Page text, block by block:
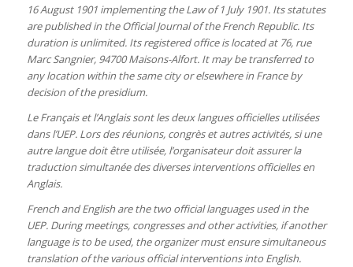
16 August 1901 implementing the Law of 1 July 1901. Its statutes
are published in the Official Journal of the French Republic. Its
duration is unlimited. Its registered office is located at 76, rue
Marc Sangnier, 94700 Maisons-Alfort. It may be transferred to
any location within the same city or elsewhere in France by
decision of the presidium.
Le Français et l’Anglais sont les deux langues officielles utilisées
dans l’UEP. Lors des réunions, congrès et autres activités, si une
autre langue doit être utilisée, l’organisateur doit assurer la
traduction simultanée des diverses interventions officielles en
Anglais.
French and English are the two official languagesused in the
UEP. During meetings, congresses and other activities, if another
language is to be used, the organizer must ensure simultaneous
translation of the various official interventions into English.